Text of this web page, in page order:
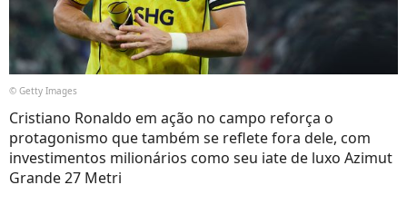
© Getty Images
Cristiano Ronaldo em ação no campo reforça o
protagonismo que também se reflete fora dele, com
investimentos milionários como seu iate de luxo Azimut
Grande 27 Metri